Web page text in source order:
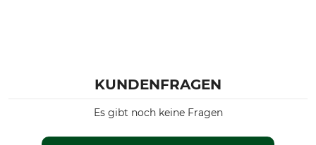
KUNDENFRAGEN
Es gibt noch keine Fragen